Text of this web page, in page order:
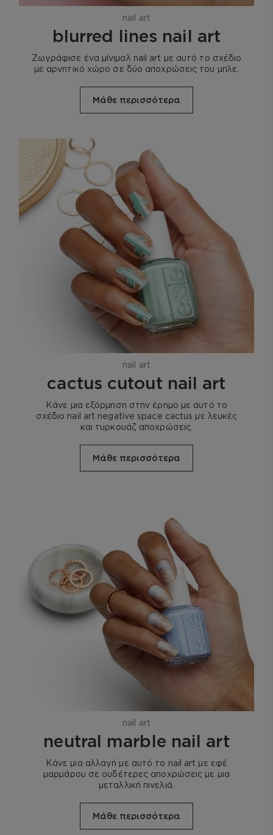
nail art
blurred lines nail art
Ζωγράφισε ένα μίνιμαλ nail art με αυτό το σχέδιο
με αρνητικό χώρο σε δύο αποχρώσεις του μπλε.
Μάθε περισσότερα
nail art
cactus cutout nail art
Κάνε μια εξόρμηση στην έρημο με αυτό το
σχέδιο nail art negative space cactus με λευκές
και τυρκουάζ αποχρώσεις.
Μάθε περισσότερα
nail art
neutral marble nail art
Κάνε μια αλλαγή με αυτό το nail art με εφέ
μαρμάρου σε ουδέτερες αποχρώσεις με μια
μεταλλική πινελιά.
Μάθε περισσότερα